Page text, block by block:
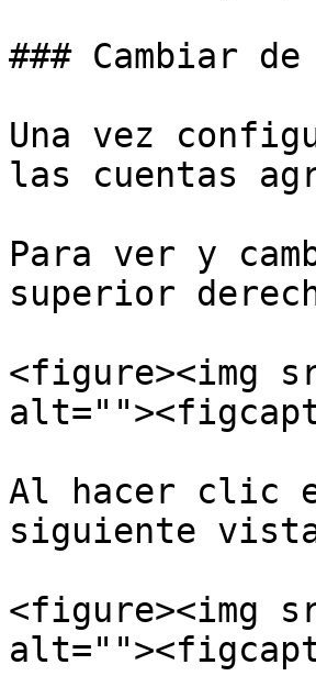
### Cambiar
Una vez
las cuentas
Para ver y
superior
<figure><img
Al hacer clic
siguiente
<figure><img